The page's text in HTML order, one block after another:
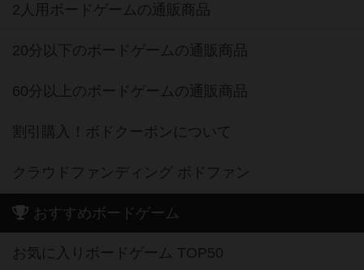
2人用ボードゲームの通販商品
20分以下のボードゲームの通販商品
60分以上のボードゲームの通販商品
割引購入！ボドクーポンについて
クラウドファンディング ボドファン
おすすめボードゲーム
お気に入りボードゲーム TOP50